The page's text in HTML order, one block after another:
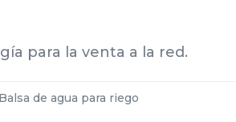
para la venta a la red.
Balsa de agua para riego